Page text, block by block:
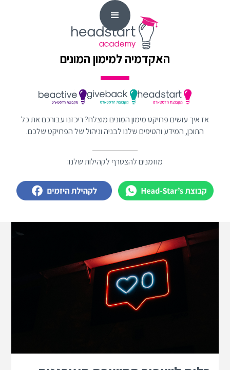
האקדמיה למימון המונים
אז איך עושים פרויקט מימון המונים מוצלח? ריכזנו עבורכם את כל
התוכן, המידע והטיפים שלנו לבניה וניהול של הפרויקט שלכם.
מוזמנים להצטרף לקהילות שלנו: